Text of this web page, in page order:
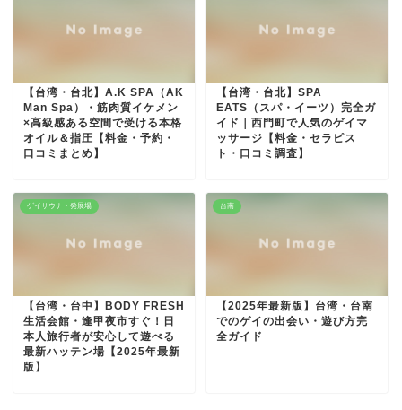
【台湾・台北】A.K SPA（AK
Man Spa）・筋肉質イケメン
×高級感ある空間で受ける本格
オイル＆指圧【料金・予約・
口コミまとめ】
【台湾・台北】SPA
EATS（スパ・イーツ）完全ガ
イド｜西門町で人気のゲイマ
ッサージ【料金・セラピス
ト・口コミ調査】
ゲイサウナ・発展場
【台湾・台中】BODY FRESH
生活会館・逢甲夜市すぐ！日
本人旅行者が安心して遊べる
最新ハッテン場【2025年最新
版】
台南
【2025年最新版】台湾・台南
でのゲイの出会い・遊び方完
全ガイド